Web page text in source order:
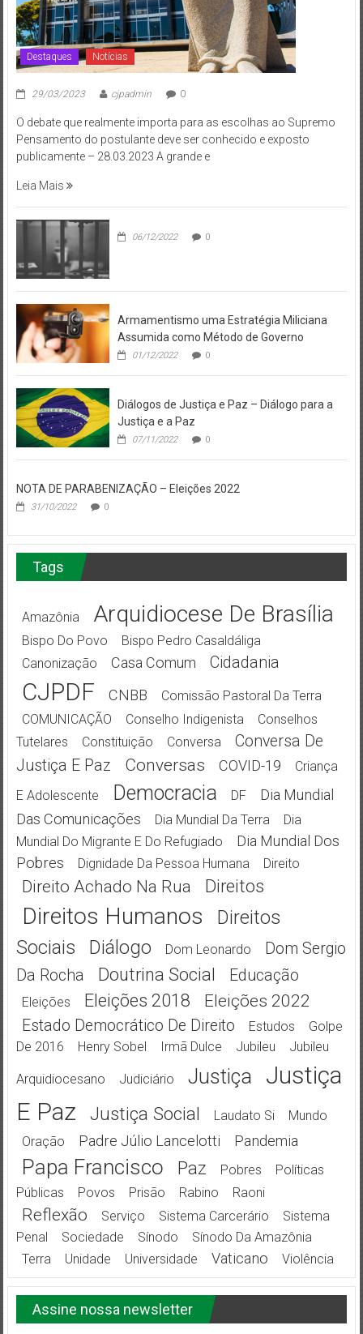
Destaques Notícias
29/03/2023 cjpadmin 0
O debate que realmente importa para as escolhas ao Supremo
Pensamento do postulante deve ser conhecido e exposto
publicamente – 28.03.2023 A grande e
Leia Mais
06/12/2022 0
Armamentismo uma Estratégia Miliciana
Assumida como Método de Governo
01/12/2022 0
Diálogos de Justiça e Paz – Diálogo para a
Justiça e a Paz
07/11/2022 0
NOTA DE PARABENIZAÇÃO – Eleições 2022
31/10/2022 0
Tags
Amazônia Arquidiocese De Brasília
Bispo Do Povo
Bispo Pedro Casaldáliga
Canonização
Casa Comum Cidadania
CJPDF CNBB
Comissão Pastoral Da Terra
COMUNICAÇÃO
Conselho Indigenista
Conselhos
Tutelares
Constituição Conversa
Conversa De
Justiça E Paz
Conversas COVID-19
Criança
E Adolescente
Democracia DF
Dia Mundial
Das Comunicações
Dia Mundial Da Terra
Dia
Mundial Do Migrante E Do Refugiado
Dia Mundial Dos
Pobres
Dignidade Da Pessoa Humana Direito
Direito Achado Na Rua Direitos
Direitos Humanos
Direitos
Sociais
Diálogo Dom Leonardo
Dom Sergio
Da Rocha
Doutrina Social Educação
Eleições Eleições 2018 Eleições 2022
Estado Democrático De Direito Estudos
Golpe
De 2016
Henry Sobel Irmã Dulce Jubileu Jubileu
Arquidiocesano Judiciário Justiça
Justiça
E Paz
Justiça Social Laudato Si
Mundo
Oração
Padre Júlio Lancelotti Pandemia
Papa Francisco Paz Pobres
Políticas
Públicas
Povos Prisão Rabino Raoni
Reflexão Serviço Sistema Carcerário
Sistema
Penal
Sociedade Sínodo
Sínodo Da Amazônia
Terra
Unidade Universidade Vaticano Violência
Assine nossa newsletter